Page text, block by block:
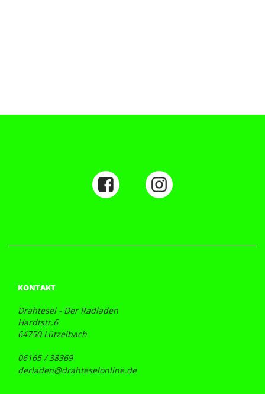
KONTAKT
Drahtesel - Der Radladen
Hardtstr.6
64750 Lützelbach
06165 / 38369
derladen@drahteselonline.de